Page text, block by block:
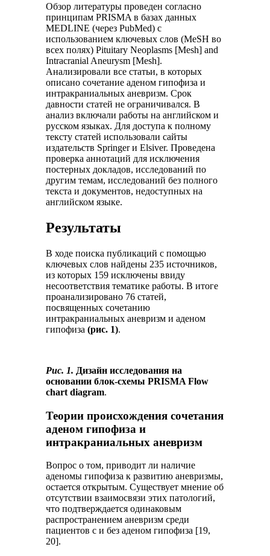
Обзор литературы проведен согласно
принципам PRISMA в базах данных
MEDLINE (через PubMed) с
использованием ключевых слов (MeSH во
всех полях) Pituitary Neoplasms [Mesh] and
Intracranial Aneurysm [Mesh].
Анализировали все статьи, в которых
описано сочетание аденом гипофиза и
интракраниальных аневризм. Срок
давности статей не ограничивался. В
анализ включали работы на английском и
русском языках. Для доступа к полному
тексту статей использовали сайты
издательств Springer и Elsiver. Проведена
проверка аннотаций для исключения
постерных докладов, исследований по
другим темам, исследований без полного
текста и документов, недоступных на
английском языке.
Результаты
В ходе поиска публикаций с помощью
ключевых слов найдены 235 источников,
из которых 159 исключены ввиду
несоответствия тематике работы. В итоге
проанализировано 76 статей,
посвященных сочетанию
интракраниальных аневризм и аденом
гипофиза(рис. 1).
Рис. 1. Дизайн исследования на
основании блок-схемы PRISMA Flow
chart diagram.
Теории происхождения сочетания
аденом гипофиза и
интракраниальных аневризм
Вопрос о том, приводит ли наличие
аденомы гипофиза к развитию аневризмы,
остается открытым. Существует мнение об
отсутствии взаимосвязи этих патологий,
что подтверждается одинаковым
распространением аневризм среди
пациентов с и без аденом гипофиза [19,
20].